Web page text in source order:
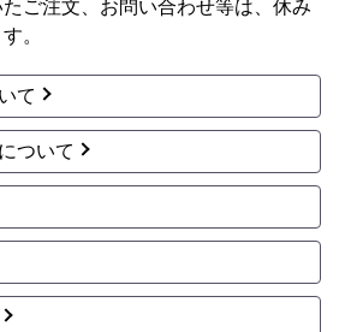
ご注文、お問い合わせ等は、休み
。
て
ついて